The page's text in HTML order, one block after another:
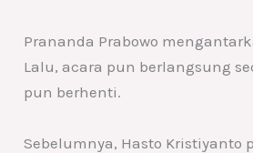
Prananda Prabowo
Lalu, acara pun berlangsung
pun berhenti.
Sebelumnya, Hasto